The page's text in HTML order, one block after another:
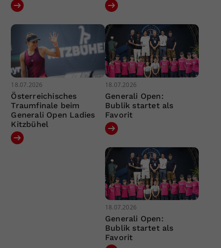
18.07.2026
Österreichisches
Traumfinale beim
Generali Open Ladies
Kitzbühel
18.07.2026
Generali Open:
Bublik startet als
Favorit
18.07.2026
Generali Open:
Bublik startet als
Favorit